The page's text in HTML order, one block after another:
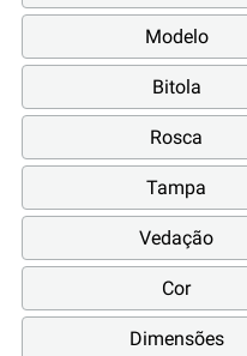
Modelo
Bitola
Rosca
Tampa
Vedação
Cor
Dimensões